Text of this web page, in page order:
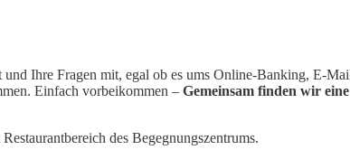
Ihre Fragen mit, egal ob es ums Online-Banking, E-
Einfach vorbeikommen – Gemeinsam finden wir
des Begegnungszentrums.